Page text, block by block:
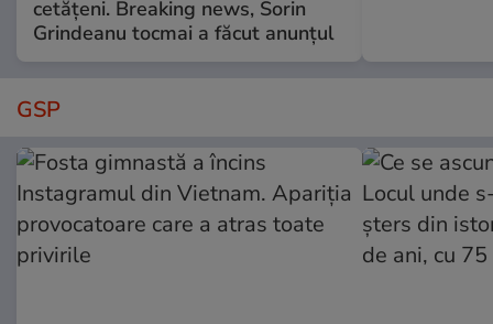
cetățeni. Breaking news, Sorin
Grindeanu tocmai a făcut anunțul
GSP